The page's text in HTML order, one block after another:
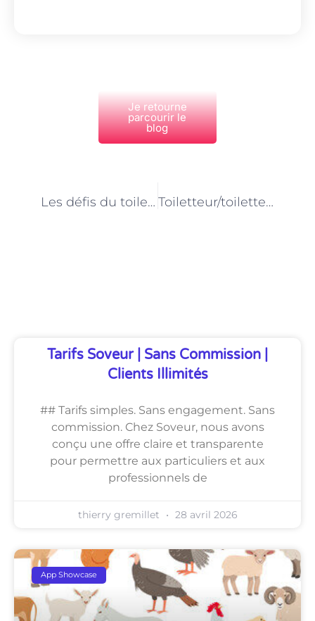
Je retourne
parcourir le
blog
Les défis du toilettage équin à Paris : entretien avec un professionnel du métier Toiletteur/toiletteuse pour chevaux à Paris : les clés d’une prestation réussie
Tarifs Soveur | Sans Commission |
Clients Illimités
## Tarifs simples. Sans engagement. Sans
commission. Chez Soveur, nous avons
conçu une offre claire et transparente
pour permettre aux particuliers et aux
professionnels de
thierry gremillet 28 avril 2026
App Showcase